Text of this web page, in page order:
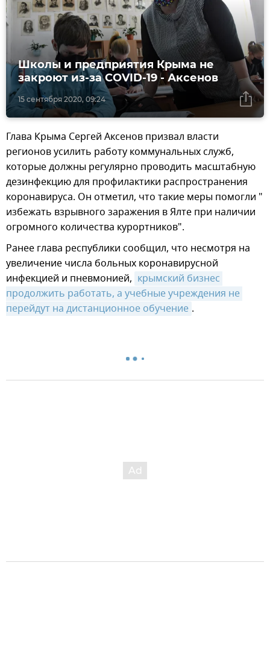
15 сентября 2020, 09:24
Школы и предприятия Крыма не
закроют из-за COVID-19 - Аксенов
Глава Крыма Сергей Аксенов призвал власти
регионов усилить работу коммунальных служб,
которые должны регулярно проводить масштабную
дезинфекцию для профилактики распространения
коронавируса. Он отметил, что такие меры помогли "
избежать взрывного заражения в Ялте при наличии
огромного количества курортников".
Ранее глава республики сообщил, что несмотря на
увеличение числа больных коронавирусной
инфекцией и пневмонией, крымский бизнес
продолжить работать, а учебные учреждения не
перейдут на дистанционное обучение .